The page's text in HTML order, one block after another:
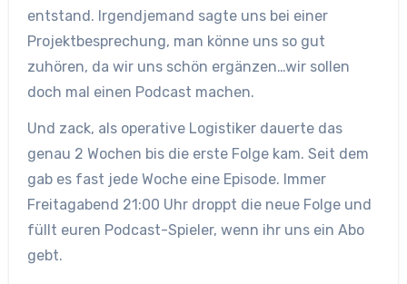
entstand. Irgendjemand sagte uns bei einer
Projektbesprechung, man könne uns so gut
zuhören, da wir uns schön ergänzen…wir sollen
doch mal einen Podcast machen.
Und zack, als operative Logistiker dauerte das
genau 2 Wochen bis die erste Folge kam. Seit dem
gab es fast jede Woche eine Episode. Immer
Freitagabend 21:00 Uhr droppt die neue Folge und
füllt euren Podcast-Spieler, wenn ihr uns ein Abo
gebt.